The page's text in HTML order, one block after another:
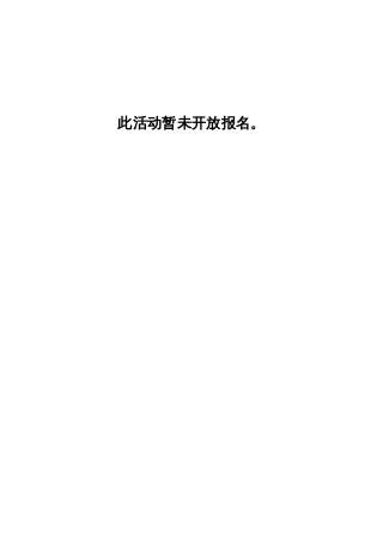
此活动暂未开放报名。